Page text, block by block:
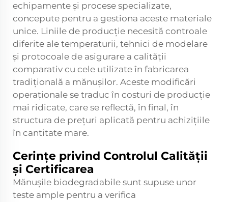
echipamente și procese specializate,
concepute pentru a gestiona aceste materiale
unice. Liniile de producție necesită controale
diferite ale temperaturii, tehnici de modelare
și protocoale de asigurare a calității
comparativ cu cele utilizate în fabricarea
tradițională a mănușilor. Aceste modificări
operaționale se traduc în costuri de producție
mai ridicate, care se reflectă, în final, în
structura de prețuri aplicată pentru achizițiile
în cantitate mare.
Cerințe privind Controlul Calității
și Certificarea
Mănușile biodegradabile sunt supuse unor
teste ample pentru a verifica